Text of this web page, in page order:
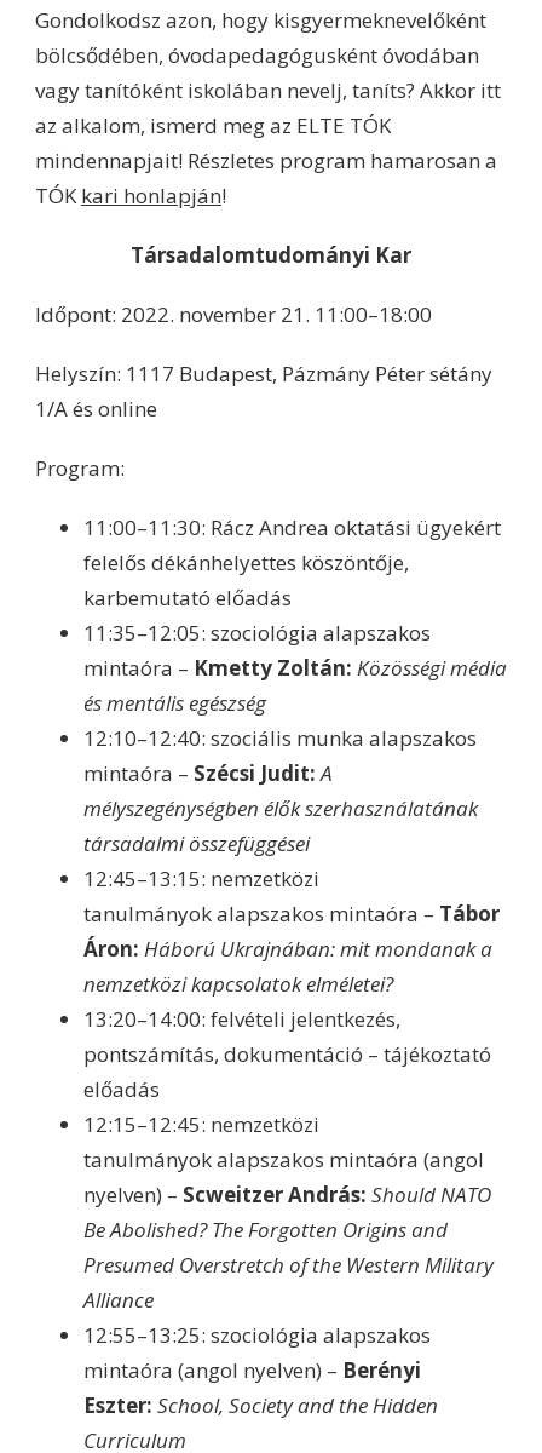
Gondolkodsz azon, hogy kisgyermeknevelőként
bölcsődében, óvodapedagógusként óvodában
vagy tanítóként iskolában nevelj, taníts? Akkor itt
az alkalom, ismerd meg az ELTE TÓK
mindennapjait! Részletes program hamarosan a
TÓKkari honlapján!
Társadalomtudományi Kar
Időpont: 2022. november 21. 11:00–18:00
Helyszín: 1117 Budapest, Pázmány Péter sétány
1/A és online
Program:
11:00–11:30: Rácz Andrea oktatási ügyekért
felelős dékánhelyettes köszöntője,
karbemutató előadás
11:35–12:05: szociológia alapszakos
mintaóra – Kmetty Zoltán: Közösségi média
és mentális egészség
12:10–12:40: szociális munka alapszakos
mintaóra – Szécsi Judit:A
mélyszegénységben élők szerhasználatának
társadalmi összefüggései
12:45–13:15: nemzetközi
tanulmányok alapszakos mintaóra – Tábor
Áron: Háború Ukrajnában: mit mondanak a
nemzetközikapcsolatok elméletei?
13:20–14:00: felvételi jelentkezés,
pontszámítás, dokumentáció – tájékoztató
előadás
12:15–12:45: nemzetközi
tanulmányok alapszakos mintaóra (angol
nyelven) – Scweitzer András: Should NATO
Be Abolished? The Forgotten Origins and
Presumed Overstretch of the Western Military
Alliance
12:55–13:25: szociológia alapszakos
mintaóra (angol nyelven) – Berényi
Eszter: School, Society and the Hidden
Curriculum